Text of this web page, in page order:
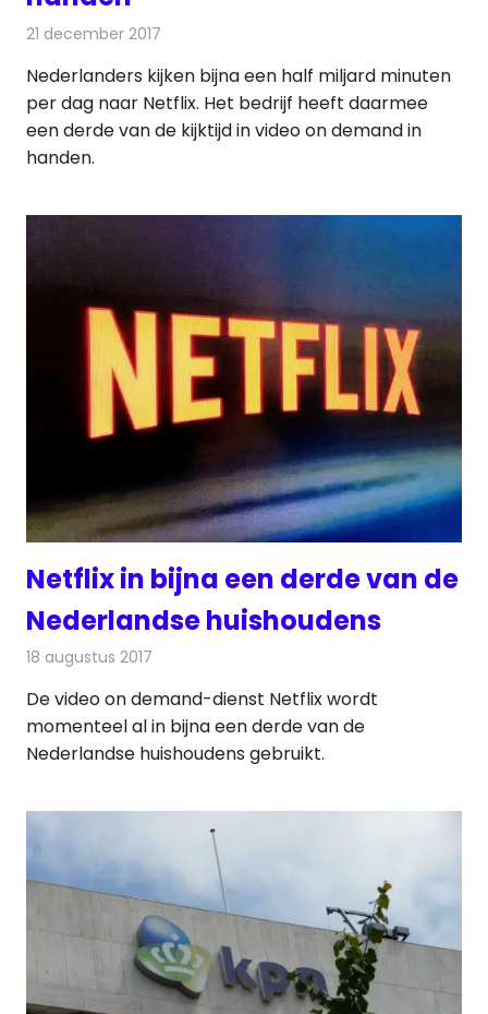
21 december 2017
Nederlanders kijken bijna een half miljard minuten
per dag naar Netflix. Het bedrijf heeft daarmee
een derde van de kijktijd in video on demand in
handen.
Netflix in bijna een derde van de
Nederlandse huishoudens
18 augustus 2017
De video on demand-dienst Netflix wordt
momenteel al in bijna een derde van de
Nederlandse huishoudens gebruikt.